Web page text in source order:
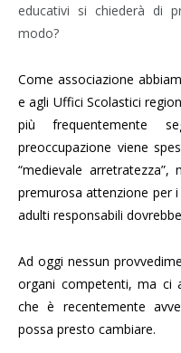
educativi si chiederà di
modo?
Come associazione
e agli Uffici Scolastici
più frequentemente
preoccupazione viene
“medievale
premurosa attenzione per i
adulti responsabili
Ad oggi nessun
organi competenti, ma ci
che è recentemente
possa presto cambiare.